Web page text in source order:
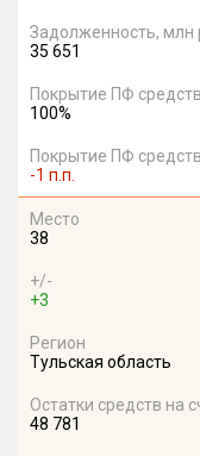
Задолженность, млн
35 651
Покрытие ПФ
100%
Покрытие ПФ
-1 п.п.
Место
38
+/-
+3
Регион
Тульская область
Остатки средств на
48 781